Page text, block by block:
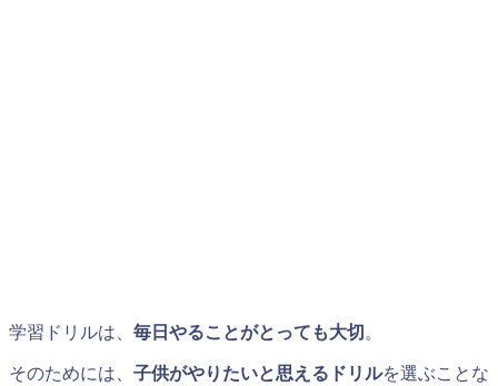
学習ドリルは、 毎日やることがとっても大切 。
そのためには、 子供がやりたいと思えるドリルを選ぶことな